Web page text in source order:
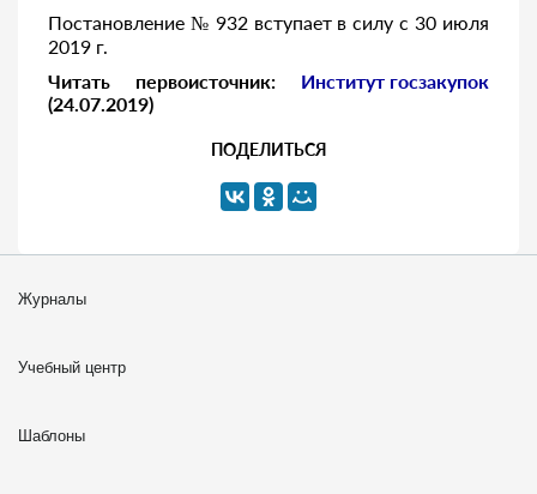
Постановление № 932 вступает в силу с 30 июля
2019 г.
Читать первоисточник: Институт госзакупок
(24.07.2019)
ПОДЕЛИТЬСЯ
Журналы
Учебный центр
Шаблоны